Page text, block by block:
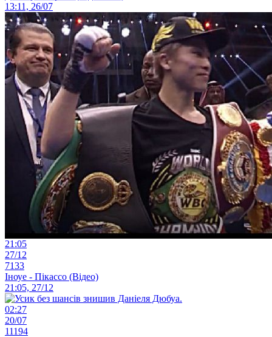
13:11, 26/07
21:05
27/12
7133
Іноуе - Пікассо (Відео)
21:05, 27/12
02:27
20/07
11194